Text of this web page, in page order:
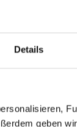
Details
geben